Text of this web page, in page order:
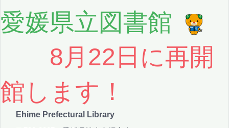
愛媛県立図書館
8月22日に再開
館します！
Ehime Prefectural Library